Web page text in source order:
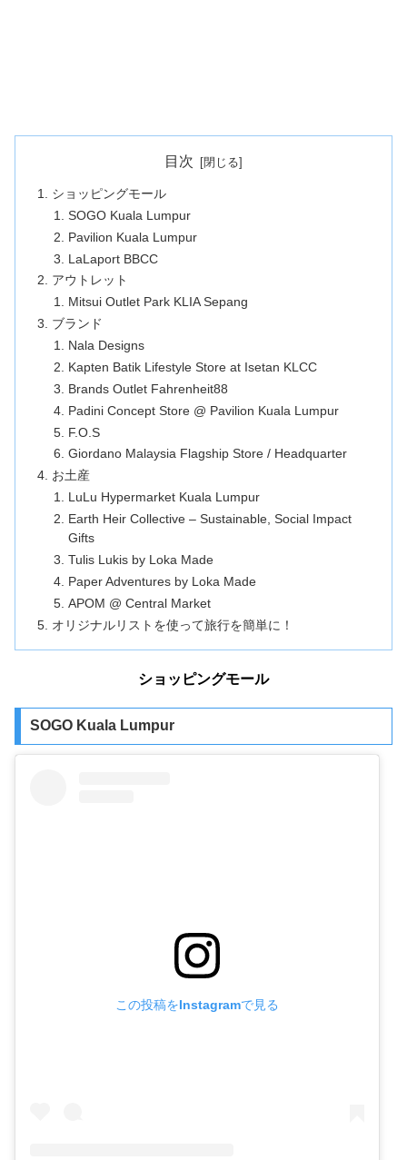
目次
ショッピングモール
SOGO Kuala Lumpur
Pavilion Kuala Lumpur
LaLaport BBCC
アウトレット
Mitsui Outlet Park KLIA Sepang
ブランド
Nala Designs
Kapten Batik Lifestyle Store at Isetan KLCC
Brands Outlet Fahrenheit88
Padini Concept Store @ Pavilion Kuala Lumpur
F.O.S
Giordano Malaysia Flagship Store / Headquarter
お土産
LuLu Hypermarket Kuala Lumpur
Earth Heir Collective – Sustainable, Social Impact
Gifts
Tulis Lukis by Loka Made
Paper Adventures by Loka Made
APOM @ Central Market
オリジナルリストを使って旅行を簡単に！
ショッピングモール
SOGO Kuala Lumpur
この投稿をInstagramで見る